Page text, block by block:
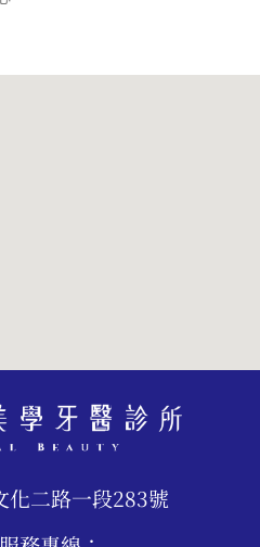
化二路一段283號